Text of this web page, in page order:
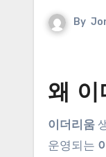
By
왜 이
이더리움
운영되는